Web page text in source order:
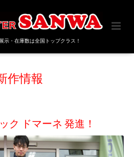
示・在庫数は全国トップクラス！
作情報
ク ドマーネ 発進！